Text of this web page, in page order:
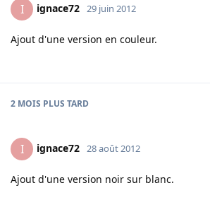
I ignace72 29 juin 2012
Ajout d'une version en couleur.
2 MOIS PLUS TARD
I ignace72 28 août 2012
Ajout d'une version noir sur blanc.